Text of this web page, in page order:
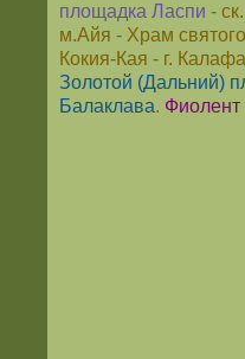
площадка Ласпи -
м.Айя - Храм
Кокия-Кая - г.
Золотой (Дальний)
Балаклава. Фиолент